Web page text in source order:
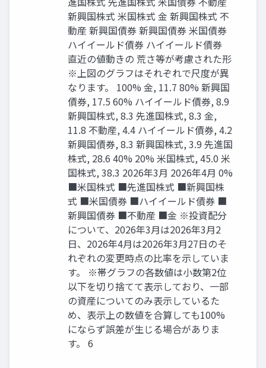
新興国株式 米国株式 金 新興国株式 不
動産 新興国債券 新興国債券 米国債券
ハイイールド債券 ハイイールド債券
直近の値動きの 荒さ等が考慮された形
※上図のグラフはそれぞれで尺度が異
なります。 100% 金, 11.7 80% 新興国
債券, 17.5 60% ハイイールド債券, 8.9
新興国株式, 8.3 先進国株式, 8.3 金,
11.8 不動産, 4.4 ハイイールド債券, 4.2
新興国債券, 8.3 新興国株式, 3.9 先進国
株式, 28.6 40% 20% 米国株式, 45.0 米
国株式, 38.3 2026年3月 2026年4月 0%
■米国株式 ■先進国株式 ■新興国株
式 ■米国債券 ■ハイイールド債券 ■
新興国債券 ■不動産 ■金 ※投資配分
について、2026年3月は2026年3月2
日、2026年4月は2026年3月27日のそ
れぞれの変更時点の比率を示していま
す。 ※帯グラフの各数値は小数第2位
以下を切り捨てて表示しており、一部
の資産についてのみ表示しているた
め、表示上の数値を合算しても100%
にならず誤差が生じる場合がありま
す。 6